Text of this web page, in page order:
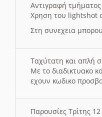
Αντιγραφή
Χρηση του lightshot
Στη συνεχεια
Ταχύτατη και απλή
Με το διαδικτυακο
εχουν κωδικο
Παρουσίες Τρίτης